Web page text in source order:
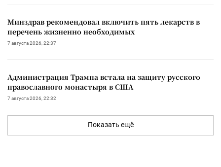
Минздрав рекомендовал включить пять лекарств в
перечень жизненно необходимых
7 августа 2026, 22:37
Администрация Трампа встала на защиту русского
православного монастыря в США
7 августа 2026, 22:32
Показать ещё